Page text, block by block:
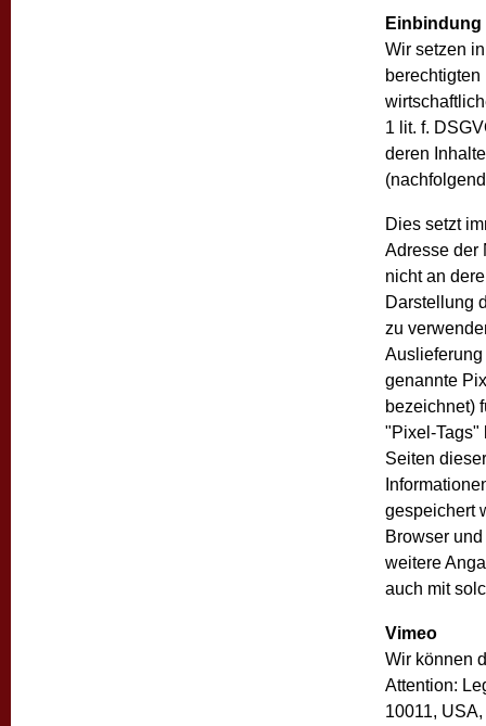
Einbindung
Wir setzen
berechtigten
1 lit. f.
deren
Dies setzt
Adresse der
nicht an
Darstellung
zu
genannte
bezeichnet)
"Pixel-Tags"
Seiten
gespeichert
Browser
weitere
auch mit
Vimeo
Wir können
Attention:
10011,